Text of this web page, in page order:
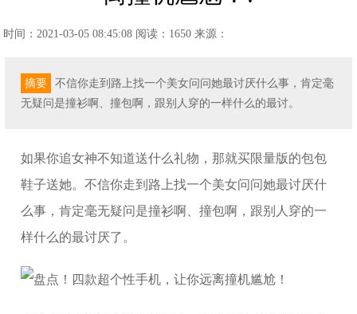
时间：2021-03-05 08:45:08 阅读：1650 来源：
摘要
不信你走到路上找一个美女问问她最讨厌什么事，肯定毫
无疑问是撞衫啊、撞包啊，跟别人穿的一样什么的最讨。
如果你追女神不知道送什么礼物，那就买限量版的包包
鞋子送她。不信你走到路上找一个美女问问她最讨厌什
么事，肯定毫无疑问是撞衫啊、撞包啊，跟别人穿的一
样什么的最讨厌了。